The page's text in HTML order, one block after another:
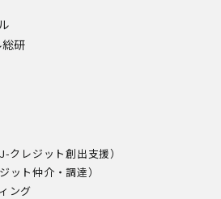
研
クレジット創出支援）
ット仲介・調達）
ング